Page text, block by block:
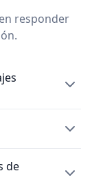
responder
uso de datos
por
que
de